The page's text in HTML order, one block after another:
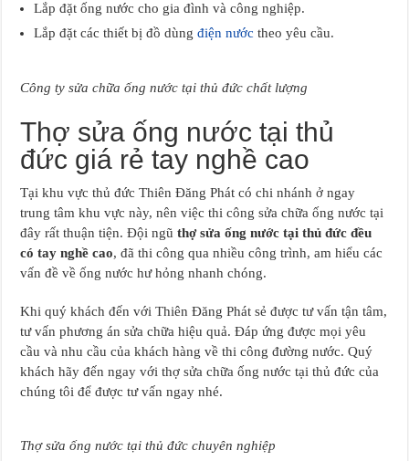
Lắp đặt ống nước cho gia đình và công nghiệp.
Lắp đặt các thiết bị đồ dùngđiện nước theo yêu cầu.
Công ty sửa chữa ống nước tại thủ đức chất lượng
Thợ sửa ống nước tại thủ
đức giá rẻ tay nghề cao
Tại khu vực thủ đức Thiên Đăng Phát có chi nhánh ở ngay
trung tâm khu vực này, nên việc thi công sửa chữa ống nước tại
đây rất thuận tiện. Đội ngũthợ sửa ống nước tại thủ đức đều
có tay nghề cao, đã thi công qua nhiều công trình, am hiểu các
vấn đề về ống nước hư hỏng nhanh chóng.
Khi quý khách đến với Thiên Đăng Phát sẻ được tư vấn tận tâm,
tư vấn phương án sửa chữa hiệu quả. Đáp ứng được mọi yêu
cầu và nhu cầu của khách hàng về thi công đường nước. Quý
khách hãy đến ngay với thợ sửa chữa ống nước tại thủ đức của
chúng tôi để được tư vấn ngay nhé.
Thợ sửa ống nước tại thủ đức chuyên nghiệp